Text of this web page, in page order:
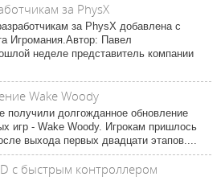
за PhysX
за PhysX добавлена с
Игромания.Автор: Павел
неделе представитель компании
Wake Woody
получили долгожданное обновление
игр - Wake Woody. Игрокам пришлось
выхода первых двадцати этапов....
с быстрым контроллером